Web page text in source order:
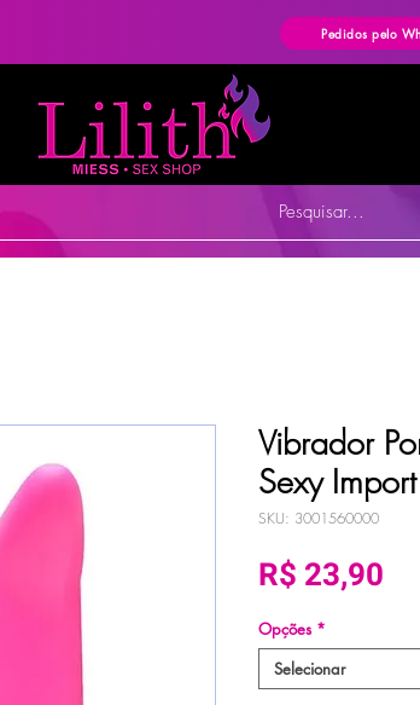
Pedidos pelo
Pesquisar...
Vibrador
Sexy Import
SKU: 3001560000
R$ 23,90
Opções *
Selecionar